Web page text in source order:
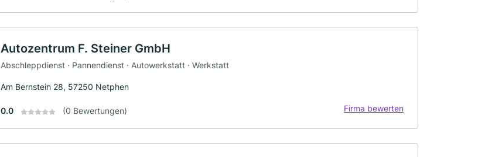
Autozentrum F. Steiner GmbH
Abschleppdienst · Pannendienst · Autowerkstatt · Werkstatt
Am Bernstein 28, 57250 Netphen
0.0 (0 Bewertungen) Firma bewerten